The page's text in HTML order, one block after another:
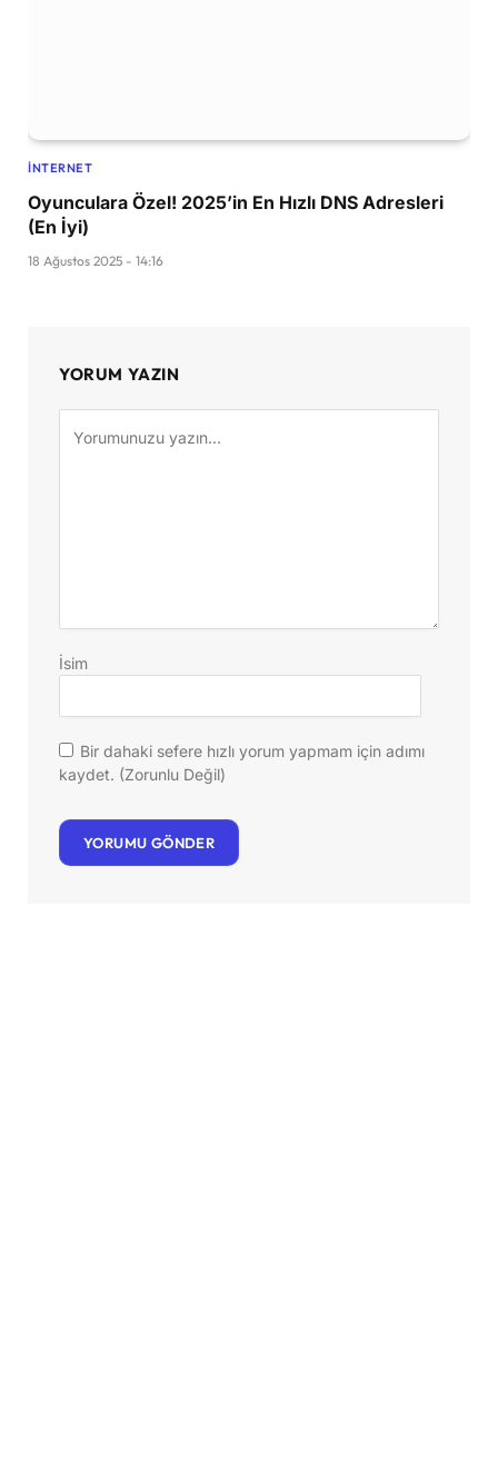
İNTERNET
Oyunculara Özel! 2025’in En Hızlı DNS Adresleri
(En İyi)
18 Ağustos 2025 - 14:16
YORUM YAZIN
İsim
Bir dahaki sefere hızlı yorum yapmam için adımı
kaydet. (Zorunlu Değil)